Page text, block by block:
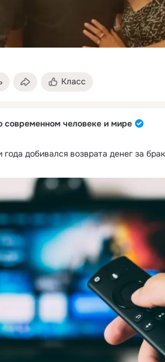
Класс
современном человеке и мире
года добивался возврата денег за